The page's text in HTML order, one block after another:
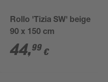
Rollo 'Tizia SW' beige
90 x 150 cm
44,99 €